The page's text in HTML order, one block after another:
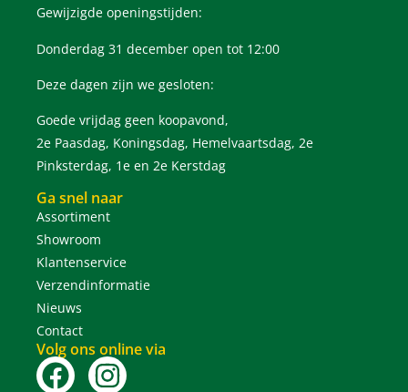
Gewijzigde openingstijden:
Donderdag 31 december open tot 12:00
Deze dagen zijn we gesloten:
Goede vrijdag geen koopavond,
2e Paasdag, Koningsdag, Hemelvaartsdag, 2e
Pinksterdag, 1e en 2e Kerstdag
Ga snel naar
Assortiment
Showroom
Klantenservice
Verzendinformatie
Nieuws
Contact
Volg ons online via